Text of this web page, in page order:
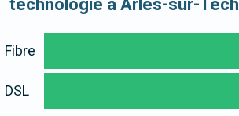
technologie à Arles-sur-Tech
Fibre
DSL